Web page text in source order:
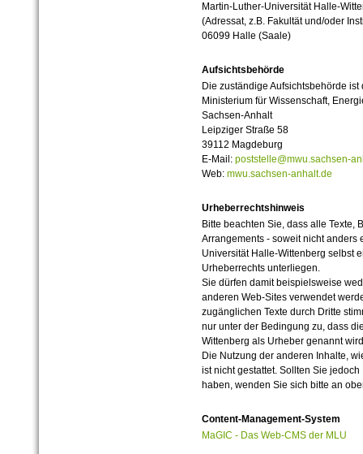
Martin-Luther-Universität Halle-
(Adressat, z.B. Fakultät und/oder
06099 Halle (Saale)
Aufsichtsbehörde
Die zuständige Aufsichtsbehörde ist
Ministerium für Wissenschaft,
Sachsen-Anhalt
Leipziger Straße 58
39112 Magdeburg
E-Mail: poststelle@mwu.sachsen-
Web: mwu.sachsen-anhalt.de
Urheberrechtshinweis
Bitte beachten Sie, dass alle Texte,
Arrangements - soweit nicht anders
Universität Halle-Wittenberg selbst
Urheberrechts unterliegen.
Sie dürfen damit beispielsweise
anderen Web-Sites verwendet
zugänglichen Texte durch Dritte
nur unter der Bedingung zu, dass
Wittenberg als Urheber genannt
Die Nutzung der anderen Inhalte,
ist nicht gestattet. Sollten Sie
haben, wenden Sie sich bitte an
Content-Management-System
MaGIC - Das Web-CMS der MLU